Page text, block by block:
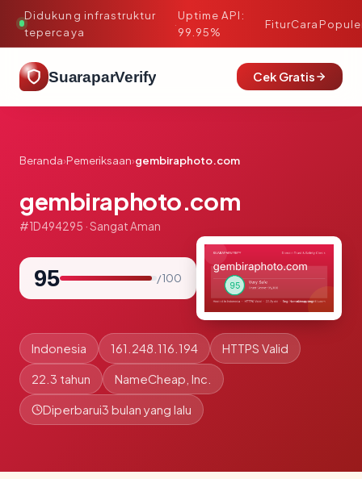
Didukung infrastruktur
tepercaya
·
Uptime API:
99.95%
FiturCara
SuaraparVerify Cek Gratis
Beranda›Pemeriksaan›gembiraphoto.com
gembiraphoto.com
#1D494295 · Sangat Aman
95 / 100
Indonesia 161.248.116.194 HTTPS Valid
22.3 tahun NameCheap, Inc.
Diperbarui3 bulan yang lalu